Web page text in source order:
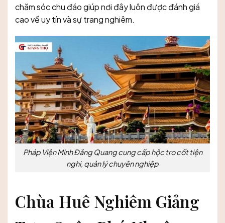
chăm sóc chu đáo giúp nơi đây luôn được đánh giá
cao về uy tín và sự trang nghiêm.
Pháp Viện Minh Đăng Quang cung cấp hộc tro cốt tiện
nghi, quản lý chuyên nghiệp
Chùa Huê Nghiêm Giảng